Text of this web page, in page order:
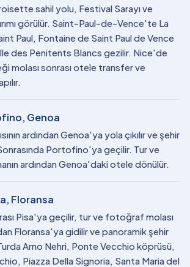
sahil yolu, Festival Sarayı ve
görülür. Saint-Paul-de-Vence'te La
Paul, Fontaine de Saint Paul de Vence
des Penitents Blancs gezilir. Nice'de
molası sonrası otele transfer ve
Genoa
ardından Genoa'ya yola çıkılır ve şehir
Portofino'ya geçilir. Tur ve
ardından Genoa'daki otele dönülür.
Floransa
Pisa'ya geçilir, tur ve fotoğraf molası
Floransa'ya gidilir ve panoramik şehir
Arno Nehri, Ponte Vecchio köprüsü,
Piazza Della Signoria, Santa Maria del